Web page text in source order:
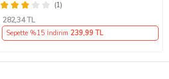
(1)
282,34 TL
Sepette %15 İndirim 239,99 TL